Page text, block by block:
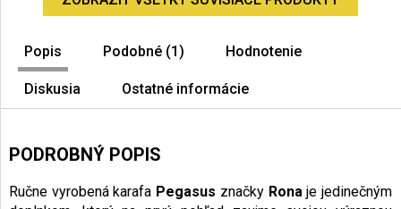
hviezdičiek.
Popis Podobné (1) Hodnotenie
Diskusia Ostatné informácie
PODROBNÝ POPIS
Ručne vyrobená karafa Pegasus značky Ronaje jedinečným